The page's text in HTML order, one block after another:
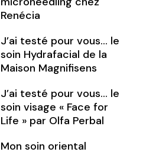
Renécia
J’ai testé pour vous… le
soin Hydrafacial de la
Maison Magnifisens
J’ai testé pour vous… le
soin visage « Face for
Life » par Olfa Perbal
Mon soin oriental